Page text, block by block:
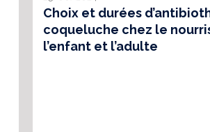
Choix et durées
coqueluche chez le
l’enfant et l’adulte